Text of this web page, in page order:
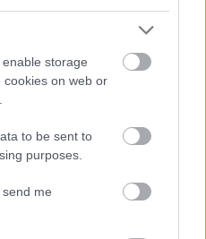
storage
cookies on web or
to be sent to
purposes.
me
ÉS
A LÁTOGATÓKAT A
kiállításokkal készülnek a
idején ráadásul a Várkazamata